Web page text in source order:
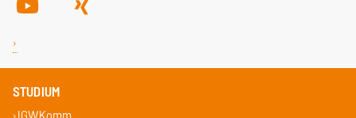
STUDIUM